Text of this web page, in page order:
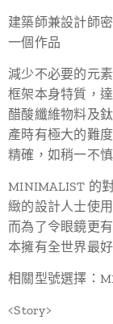
建築師兼設計師
一個作品
減少不必要的元
框架本身特質，
醋酸纖維物料及
產時有極大的難
精確，如稍一不
MINIMALIST 的
緻的設計人士使
而為了令眼鏡更
本擁有全世界最
相關型號選擇：
<Story>